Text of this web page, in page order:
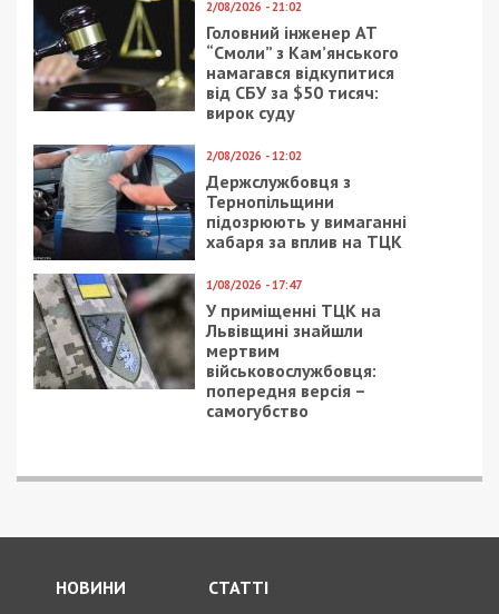
23/03/2019 - 15:32
В Днепре из-за
столкновения авто
пострадала
пассажирка
18/07/2022 - 11:05
Алгоритм действий на
случай угрозы
обстрела –
видеоинструкция
24/06/2018 - 17:13
В Днепре
любопытство водителя
привело к аварии
3/06/2020 - 15:13
Реконструкцию улицы
Яворницкого в Днепре
представили на
всеукраинском